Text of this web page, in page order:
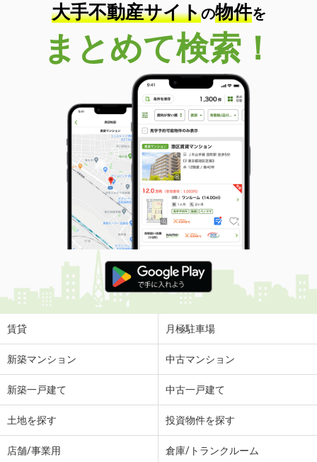
大手不動産サイトの物件を
まとめて検索！
賃貸 月極駐車場
新築マンション 中古マンション
新築一戸建て 中古一戸建て
土地を探す 投資物件を探す
店舗/事業用 倉庫/トランクルーム